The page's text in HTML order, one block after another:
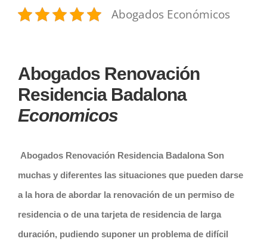
Abogados Económicos
Abogados Renovación
Residencia Badalona
Economicos
Abogados RenovaciónResidencia Badalona Son
muchas y diferentes las situaciones que pueden darse
a la hora de abordar la renovación de un permiso de
residencia o de una tarjeta de residencia de larga
duración, pudiendo suponer un problema de difícil